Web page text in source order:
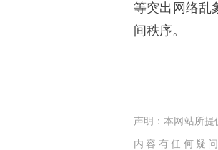
等突出网络乱
间秩序。
声明：本网站所提
内容有任何疑